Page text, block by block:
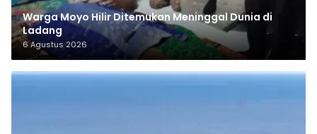
Warga Moyo Hilir Ditemukan Meninggal Dunia di
Ladang
6 Agustus 2026